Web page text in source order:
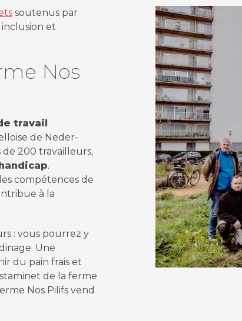
soutenus par
et
Nos
travail
de Neder-
200 travailleurs,
.
compétences de
à la
: vous pourrez y
Une
du pain frais et
de la ferme
Nos Pilifs vend